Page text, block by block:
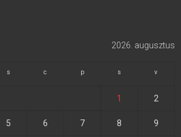
2026. augusztus
s c p s v
1 2
5 6 7 8 9